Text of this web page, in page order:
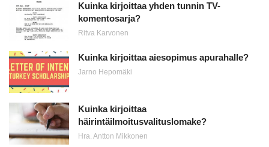
Kuinka kirjoittaa yhden tunnin TV-
komentosarja?
Ritva Karvonen
Kuinka kirjoittaa aiesopimus apurahalle?
Jarno Hepomäki
Kuinka kirjoittaa
häirintäilmoitusvalituslomake?
Hra. Antton Mikkonen